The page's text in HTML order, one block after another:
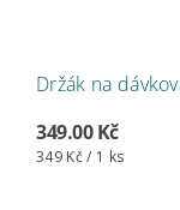
Držák na
349.00 Kč
349 Kč / 1 ks